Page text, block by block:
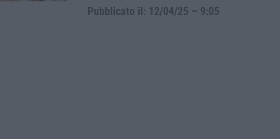
Pubblicato il: 12/04/25 – 9:05